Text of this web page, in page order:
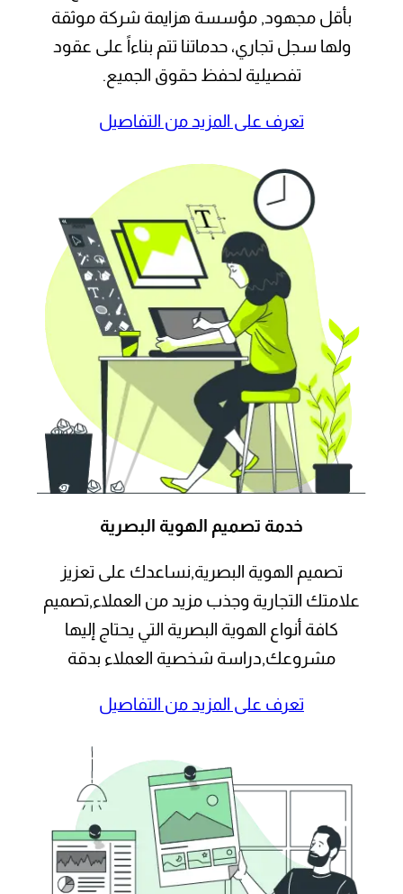
بأقل مجهود, مؤسسة هزايمة شركة موثقة
ولها سجل تجاري، حدماتنا تتم بناءاً على عقود
تفصيلية لحفظ حقوق الجميع.
تعرف على المزيد من التفاصيل
خدمة تصميم الهوية البصرية
تصميم الهوية البصرية,نساعدك على تعزيز
علامتك التجارية وجذب مزيد من العملاء,تصميم
كافة أنواع الهوية البصرية التي يحتاج إليها
مشروعك,دراسة شخصية العملاء بدقة
تعرف على المزيد من التفاصيل